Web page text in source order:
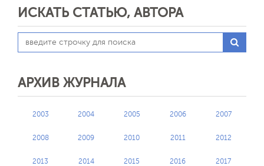
ИСКАТЬ СТАТЬЮ, АВТОРА
АРХИВ ЖУРНАЛА
2003 2004 2005 2006 2007
2008 2009 2010 2011 2012
2013 2014 2015 2016 2017